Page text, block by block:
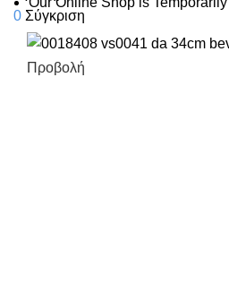
0 Σύγκριση
Προβολή